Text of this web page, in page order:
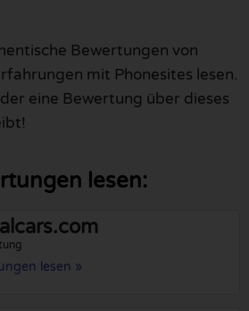
Bewertungen von
mit Phonesites lesen.
eine Bewertung über dieses
lesen:
lesen »